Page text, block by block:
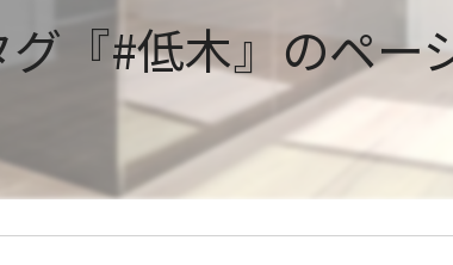
グ『#低木』のペー